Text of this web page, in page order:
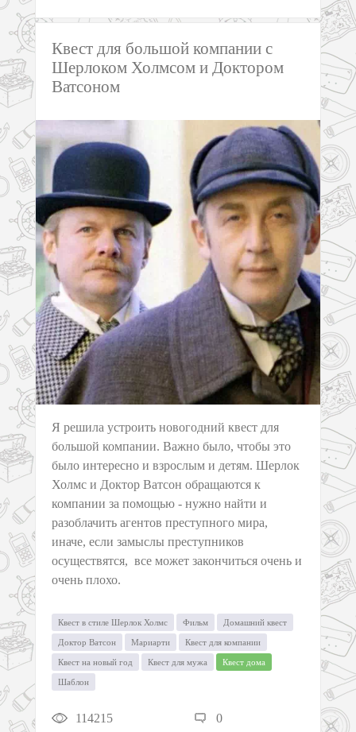
Квест для большой компании с
Шерлоком Холмсом и Доктором
Ватсоном
Я решила устроить новогодний квест для
большой компании. Важно было, чтобы это
было интересно и взрослым и детям. Шерлок
Холмс и Доктор Ватсон обращаются к
компании за помощью - нужно найти и
разоблачить агентов преступного мира,
иначе, если замыслы преступников
осуществятся, все может закончиться очень и
очень плохо.
Квест в стиле Шерлок Холмс Фильм Домашний квест
Доктор Ватсон Мариарти Квест для компании
Квест на новый год Квест для мужа Квест дома
Шаблон
114215 0